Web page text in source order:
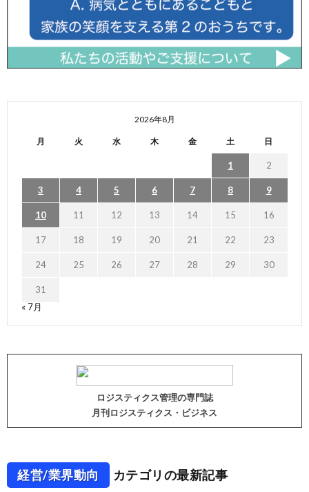
2026年8月
月 火 水 木 金 土 日
1 2
3 4 5 6 7 8 9
10 11 12 13 14 15 16
17 18 19 20 21 22 23
24 25 26 27 28 29 30
31
« 7月
ロジスティクス管理の専門誌
月刊ロジスティクス・ビジネス
経営/業界動向 カテゴリの最新記事